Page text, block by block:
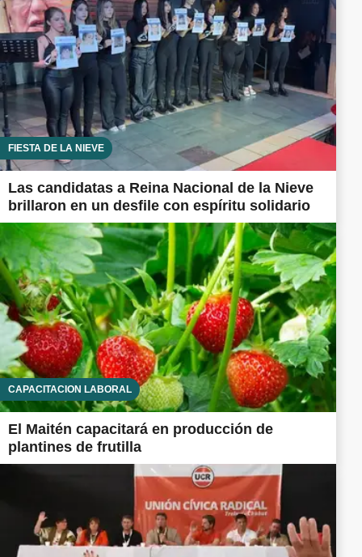
FIESTA DE LA NIEVE
Las candidatas a Reina Nacional de la Nieve
brillaron en un desfile con espíritu solidario
CAPACITACIÓN LABORAL
El Maitén capacitará en producción de
plantines de frutilla